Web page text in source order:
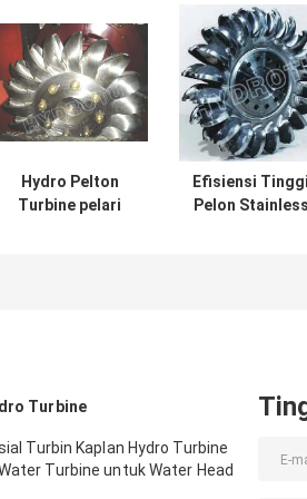
Hydro Pelton
Turbine pelari
Efisiensi Tinggi
Pelon Stainless
Turbine
Turbin Kaplan Hydro Turbine
Turbine untuk Water Head